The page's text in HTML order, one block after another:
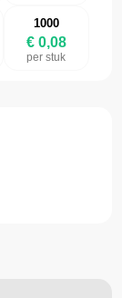
1000
€ 0,08
per stuk